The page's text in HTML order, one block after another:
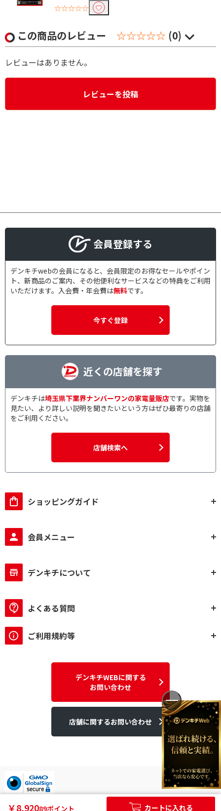
￥8,92089ポイント カートに入れる
☆☆☆☆☆
この商品のレビュー ☆☆☆☆☆ (0)
レビューはありません。
レビューを投稿
会員登録する
デンキチwebの会員になると、会員限定のお得なセールやポイン
ト、新商品のご案内、その他便利なサービスなどの特典をご利用
いただけます。入会費・年会費は無料です。
今すぐ登録
近くの店舗を探す
デンキチは埼玉県下業界ナンバーワンの家電量販店です。実物を
見たい、より詳しい説明を聞きたいという方はぜひ最寄りの店舗
をご利用ください。
店舗検索へ
ショッピングガイド
会員メニュー
デンキチについて
よくある質問
ご利用規約等
デンキチWEBに関する
お問い合わせ
店舗に関するお問い合わせ
デンキチはGMOグローバルサイン発行のSSL電子証明書を使用して